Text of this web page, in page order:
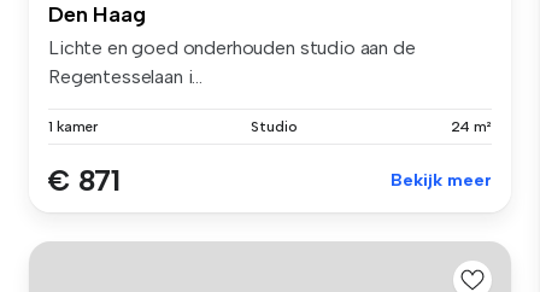
Den Haag
Lichte en goed onderhouden studio aan de
Regentesselaan i...
1 kamer Studio 24 m²
€ 871 Bekijk meer